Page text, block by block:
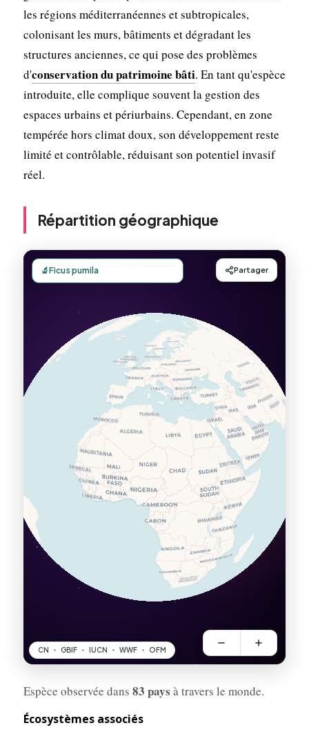
les régions méditerranéennes et subtropicales,
colonisant les murs, bâtiments et dégradant les
structures anciennes, ce qui pose des problèmes
d'conservation du patrimoine bâti. En tant qu'espèce
introduite, elle complique souvent la gestion des
espaces urbains et périurbains. Cependant, en zone
tempérée hors climat doux, son développement reste
limité et contrôlable, réduisant son potentiel invasif
réel.
Répartition géographique
Espèce observée dans 83 pays à travers le monde.
Écosystèmes associés